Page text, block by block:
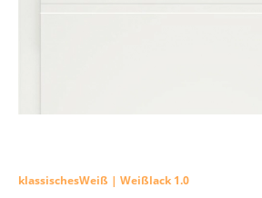
klassischesWeiß | Weißlack 1.0